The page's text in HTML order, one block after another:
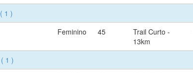
( 1 )
Feminino 45
Trail Curto -
13km
( 1 )